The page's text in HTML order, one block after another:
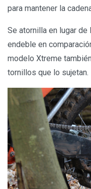
para mantener la
Se atornilla en lugar
endeble en
modelo Xtreme
tornillos que lo sujetan.